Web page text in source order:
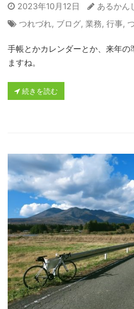
2023年10月12日
あるかん
つれづれ, ブログ, 業務, 行事,
手帳とかカレンダーとか、来年の
ますね。
続きを読む